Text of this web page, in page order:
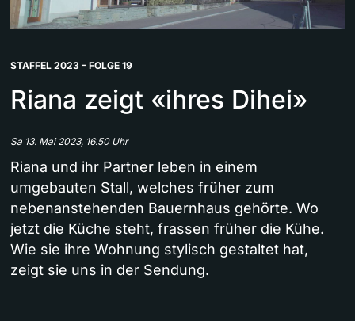
STAFFEL 2023 – FOLGE 19
Riana zeigt «ihres Dihei»
Sa 13. Mai 2023, 16.50 Uhr
Riana und ihr Partner leben in einem
umgebauten Stall, welches früher zum
nebenanstehenden Bauernhaus gehörte. Wo
jetzt die Küche steht, frassen früher die Kühe.
Wie sie ihre Wohnung stylisch gestaltet hat,
zeigt sie uns in der Sendung.